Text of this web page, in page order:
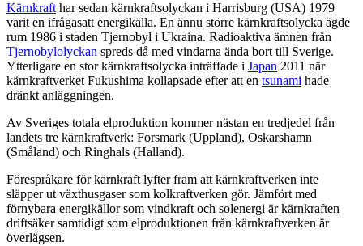
Kärnkraft har sedan kärnkraftsolyckan i Harrisburg (USA) 1979
varit en ifrågasatt energikälla. En ännu större kärnkraftsolycka ägde
rum 1986 i staden Tjernobyl i Ukraina. Radioaktiva ämnen från
Tjernobylolyckan spreds då med vindarna ända bort till Sverige.
Ytterligare en stor kärnkraftsolycka inträffade i Japan 2011 när
kärnkraftverket Fukushima kollapsade efter att en tsunami hade
dränkt anläggningen.
Av Sveriges totala elproduktion kommer nästan en tredjedel från
landets tre kärnkraftverk: Forsmark (Uppland), Oskarshamn
(Småland) och Ringhals (Halland).
Förespråkare för kärnkraft lyfter fram att kärnkraftverken inte
släpper ut växthusgaser som kolkraftverken gör. Jämfört med
förnybara energikällor som vindkraft och solenergi är kärnkraften
driftsäker samtidigt som elproduktionen från kärnkraftverken är
överlägsen.